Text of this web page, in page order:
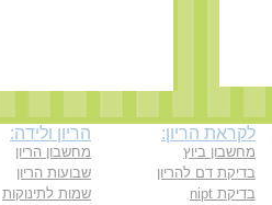
לקראת הריון:
מחשבון ביוץ
בדיקת דם להריון
בדיקת nipt
הריון ולידה:
מחשבון הריון
שבועות הריון
שמות לתינוקות